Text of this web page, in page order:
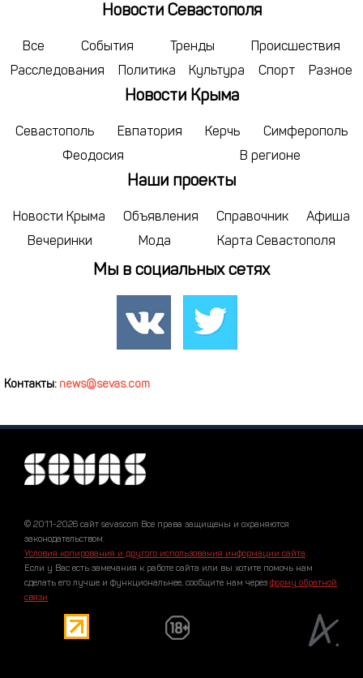
сегодня
Новости Севастополя
Все События Тренды
Происшествия
Расследования
Политика Культура Спорт Разное
Новости Крыма
Севастополь Евпатория Керчь
Симферополь
Феодосия
В регионе
Наши проекты
Новости Крыма Объявления Справочник
Афиша
Вечеринки
Мода Карта Севастополя
Мы в социальных сетях
Контакты: news@sevas.com
© 2011-2026 сайт sevascom Все права защищены и охраняются
законодательством.
Условия копирования и другого использования информации сайта.
Если у Вас есть замечания к работе сайта или вы хотите помочь нам
сделать его лучше и функциональнее, сообщите нам через форму обратной
связи